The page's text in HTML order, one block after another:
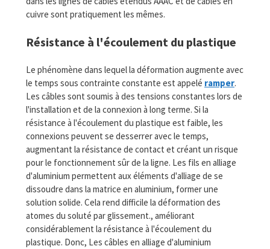
cuivre sont pratiquement les mêmes.
Résistance à l'écoulement du plastique
Le phénomène dans lequel la déformation augmente avec
le temps sous contrainte constante est appelé ramper.
Les câbles sont soumis à des tensions constantes lors de
l'installation et de la connexion à long terme. Si la
résistance à l'écoulement du plastique est faible, les
connexions peuvent se desserrer avec le temps,
augmentant la résistance de contact et créant un risque
pour le fonctionnement sûr de la ligne. Les fils en alliage
d'aluminium permettent aux éléments d'alliage de se
dissoudre dans la matrice en aluminium, former une
solution solide. Cela rend difficile la déformation des
atomes du soluté par glissement., améliorant
considérablement la résistance à l'écoulement du
plastique. Donc, Les câbles en alliage d'aluminium